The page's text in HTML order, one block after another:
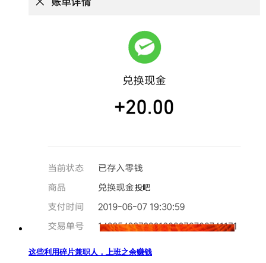
这些利用碎片兼职人，上班之余赚钱